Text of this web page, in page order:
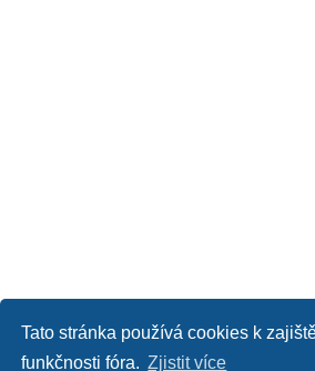
Tato stránka používá cookies k
funkčnosti fóra. Zjistit více
Obsah fóra